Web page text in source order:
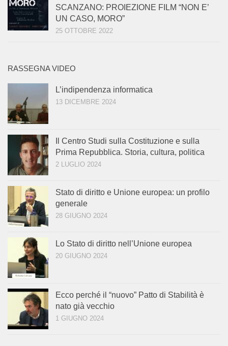
SCANZANO: PROIEZIONE FILM “NON E’
UN CASO, MORO”
25 OTTOBRE 2022
RASSEGNA VIDEO
L’indipendenza informatica
13 DICEMBRE 2024
Il Centro Studi sulla Costituzione e sulla
Prima Repubblica. Storia, cultura, politica
2 LUGLIO 2024
Stato di diritto e Unione europea: un profilo
generale
28 GIUGNO 2024
Lo Stato di diritto nell’Unione europea
20 GIUGNO 2024
Ecco perché il “nuovo” Patto di Stabilità è
nato già vecchio
1 GIUGNO 2024